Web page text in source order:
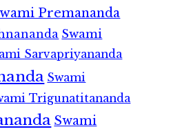
Premananda
Swami
Sarvapriyananda
Swami
Trigunatitananda
Swami